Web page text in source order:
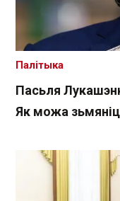
Пасьля
Як можа
Палітыка